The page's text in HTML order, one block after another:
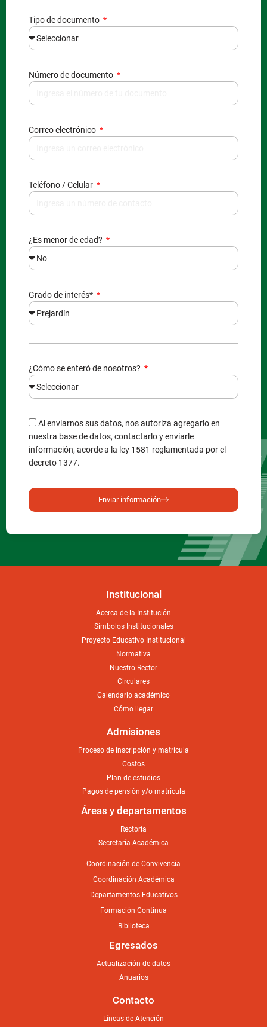
Tipo de documento
Número de documento
Correo electrónico
Teléfono / Celular
¿Es menor de edad?
Grado de interés*
¿Cómo se enteró de nosotros?
Al enviarnos sus datos, nos autoriza agregarlo en
nuestra base de datos, contactarlo y enviarle
información, acorde a la ley 1581 reglamentada por el
decreto 1377.
Enviar información
Institucional
Acerca de la Institución
Símbolos Institucionales
Proyecto Educativo Institucional
Normativa
Nuestro Rector
Circulares
Calendario académico
Cómo llegar
Admisiones
Proceso de inscripción y matrícula
Costos
Plan de estudios
Pagos de pensión y/o matrícula
Áreas y departamentos
Rectoría
Secretaría Académica
Coordinación de Convivencia
Coordinación Académica
Departamentos Educativos
Formación Continua
Biblioteca
Egresados
Actualización de datos
Anuarios
Contacto
Líneas de Atención